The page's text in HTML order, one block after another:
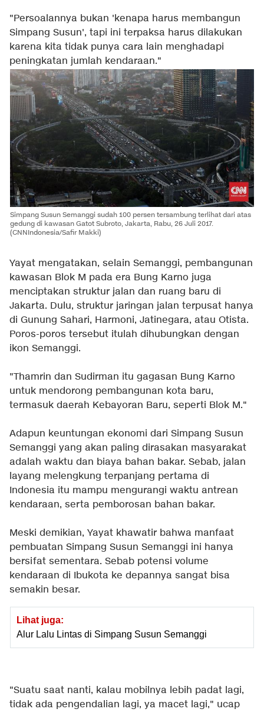
"Persoalannya bukan 'kenapa harus membangun
Simpang Susun', tapi ini terpaksa harus dilakukan
karena kita tidak punya cara lain menghadapi
peningkatan jumlah kendaraan."
Simpang Susun Semanggi sudah 100 persen tersambung terlihat dari atas
gedung di kawasan Gatot Subroto, Jakarta, Rabu, 26 Juli 2017.
(CNNIndonesia/Safir Makki)
Yayat mengatakan, selain Semanggi, pembangunan
kawasan Blok M pada era Bung Karno juga
menciptakan struktur jalan dan ruang baru di
Jakarta. Dulu, struktur jaringan jalan terpusat hanya
di Gunung Sahari, Harmoni, Jatinegara, atau Otista.
Poros-poros tersebut itulah dihubungkan dengan
ikon Semanggi.
"Thamrin dan Sudirman itu gagasan Bung Karno
untuk mendorong pembangunan kota baru,
termasuk daerah Kebayoran Baru, seperti Blok M."
Adapun keuntungan ekonomi dari Simpang Susun
Semanggi yang akan paling dirasakan masyarakat
adalah waktu dan biaya bahan bakar. Sebab, jalan
layang melengkung terpanjang pertama di
Indonesia itu mampu mengurangi waktu antrean
kendaraan, serta pemborosan bahan bakar.
Meski demikian, Yayat khawatir bahwa manfaat
pembuatan Simpang Susun Semanggi ini hanya
bersifat sementara. Sebab potensi volume
kendaraan di Ibukota ke depannya sangat bisa
semakin besar.
Lihat juga:
Alur Lalu Lintas di Simpang Susun Semanggi
"Suatu saat nanti, kalau mobilnya lebih padat lagi,
tidak ada pengendalian lagi, ya macet lagi," ucap